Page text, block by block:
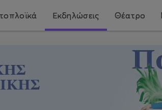
Εκδηλώσεις Θέατρο